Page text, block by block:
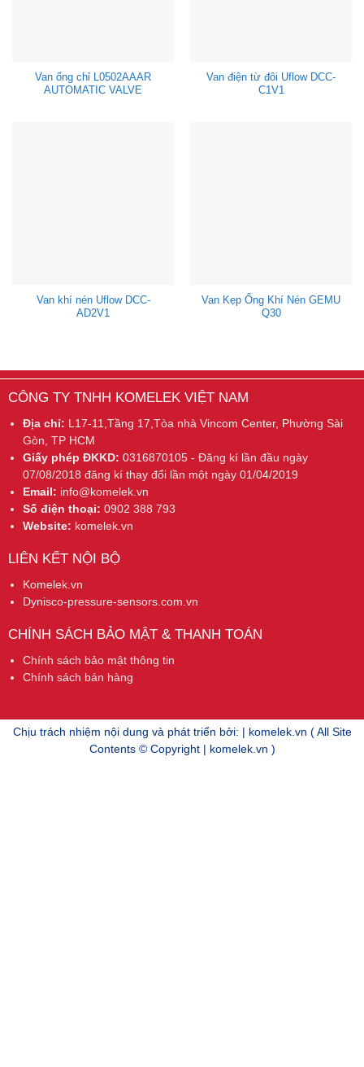
Van ống chỉ L0502AAAR
AUTOMATIC VALVE
Van điện từ đôi Uflow DCC-
C1V1
Van khí nén Uflow DCC-
AD2V1
Van Kẹp Ống Khí Nén GEMU
Q30
CÔNG TY TNHH KOMELEK VIỆT NAM
Địa chỉ: L17-11,Tầng 17,Tòa nhà Vincom Center, Phường Sài
Gòn, TP HCM
Giấy phép ĐKKD: 0316870105 - Đăng kí lần đầu ngày
07/08/2018 đăng kí thay đổi lần một ngày 01/04/2019
Email: info@komelek.vn
Số điện thoại: 0902 388 793
Website: komelek.vn
LIÊN KẾT NỘI BỘ
Komelek.vn
Dynisco-pressure-sensors.com.vn
CHÍNH SÁCH BẢO MẬT & THANH TOÁN
Chính sách bảo mật thông tin
Chính sách bán hàng
Chịu trách nhiệm nội dung và phát triển bởi: | komelek.vn ( All Site
Contents © Copyright | komelek.vn )